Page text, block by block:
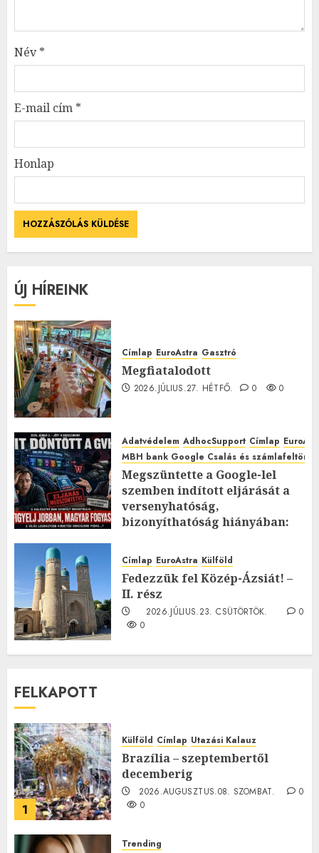
Név*
E-mail cím *
Honlap
ÚJ HÍREINK
Címlap EuroAstra Gasztró
Megfiatalodott
2026.JÚLIUS.27. HÉTFŐ. 0 0
Adatvédelem AdhocSupport Címlap
MBH bank Google Csalás és
Megszüntette a Google-lel
szemben indított eljárását a
versenyhatóság,
bizonyíthatóság hiányában:
2026.JÚLIUS.23. CSÜTÖRTÖK.
0
Címlap EuroAstra Külföld
Fedezzük fel Közép-Ázsiát! –
II. rész
2026.JÚLIUS.23. CSÜTÖRTÖK.
0
0
FELKAPOTT
1
Külföld Címlap Utazási Kalauz
Brazília – szeptembertől
decemberig
2026.AUGUSZTUS.08. SZOMBAT.
0
0
Trending